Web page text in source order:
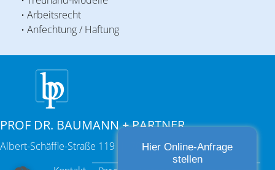
• Arbeitsrecht
• Anfechtung / Haftung
PROF DR. BAUMANN + PARTNER
Albert-Schäffle-Straße 119 | 70186 Stuttgart
Hier Online-Anfrage
stellen